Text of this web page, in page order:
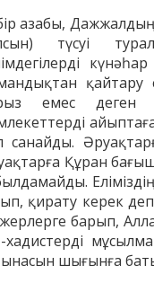
азабы,
түсуі
қайтару
емес деген
санайды.
Құран
қирату керек
барып,
хадистерді
шығынға